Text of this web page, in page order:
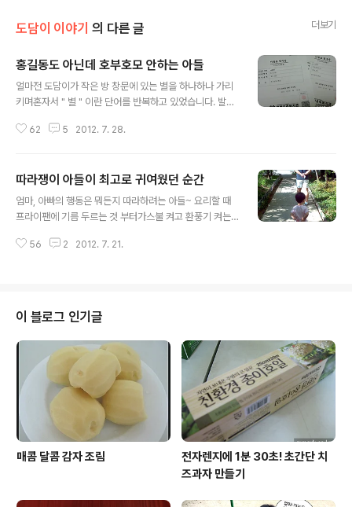
도담이 이야기 의 다른 글 더보기
홍길동도 아닌데 호부호모 안하는 아들
얼마전 도담이가 작은 방 창문에 있는 별을 하나하나 가리
키며혼자서 " 별 " 이란 단어를 반복하고 있었습니다. 발음
대로 부르지 않는 애가 갑자기 혼자 '별'이라는 단어를 말하
" 달 " 이라고 그러고한입 베어문 과자를 보며 " 달 "이라기
에 봤더니정말 초승달 모양이 되어있더군요.^^;; 칙칙폭폭,
띠띠빵빵, 꿀꿀, 까꿍, 맘마...도담이가 알아들을 수 있게 말
어쩌다 사물을 말하더라도 손가락으로 정확히 가리키며 얘
62 5 2012. 7. 28.
따라쟁이 아들이 최고로 귀여웠던 순간
엄마, 아빠의 행동은 뭐든지 따라하려는 아들~ 요리할 때
프라이팬에 기름 두르는 것 부터가스불 켜고 환풍기 켜는
동들...물을 병째 마신다거나 선풍기나 리모콘을 발로 조종
가 하는 걸 저도 하겠다고 고집을 부릴 때는얄밉기도 하고
귀찮을 때도 많구요. 그래도 그 작은 몸과 고사리같은 손으
로저도 해보겠다고 꼼지락 거리는 모습을 보고 있으면기특
하기도 하고 참 귀엽습니다. 얼마전엔 도담이 소아과에 가
는 길에뒷짐 지고 가는 아빠의 뒤를 똑같이 뒷짐 지고 쫓아
가는 도담이를 보고 얼마나 ..
56 2 2012. 7. 21.
이 블로그 인기글
매콤 달콤 감자 조림
전자렌지에 1분 30초! 초간단 치
즈과자 만들기